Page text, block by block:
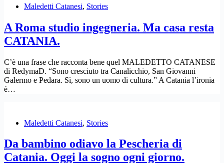
Maledetti Catanesi, Stories
A Roma studio ingegneria. Ma casa resta
CATANIA.
C’è una frase che racconta bene quel MALEDETTO CATANESE
di RedymaD. “Sono cresciuto tra Canalicchio, San Giovanni
Galermo e Pedara. Sì, sono un uomo di cultura.” A Catania l’ironia
è…
Maledetti Catanesi, Stories
Da bambino odiavo la Pescheria di
Catania. Oggi la sogno ogni giorno.